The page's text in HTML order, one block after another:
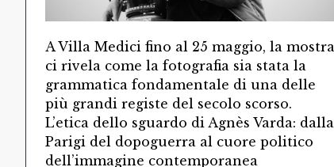
A Villa Medici fino al 25 maggio, la mostra
ci rivela come la fotografia sia stata la
grammatica fondamentale di una delle
più grandi registe del secolo scorso.
L’etica dello sguardo di Agnès Varda: dalla
Parigi del dopoguerra al cuore politico
dell’immagine contemporanea